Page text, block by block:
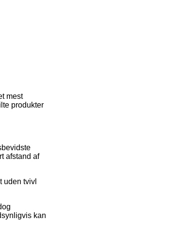
mest
produkter
afstand af
uden tvivl
kan